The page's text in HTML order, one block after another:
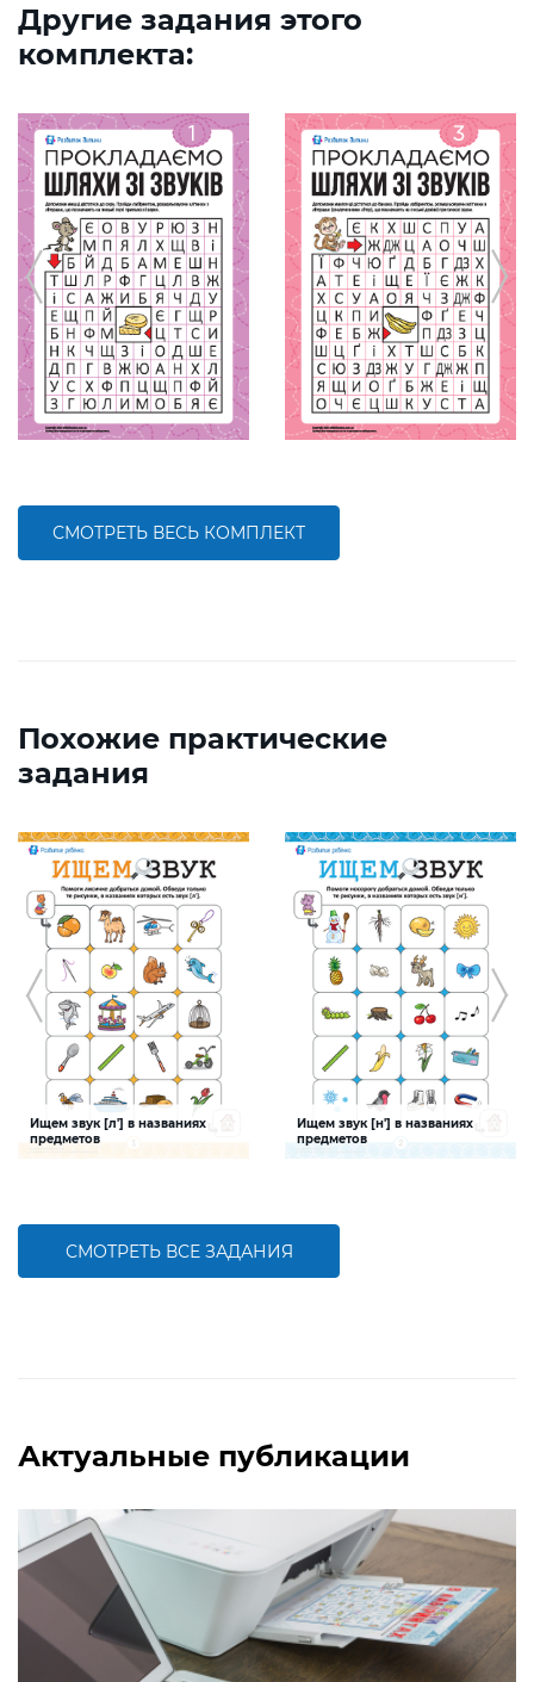
Другие задания этого
комплекта:
СМОТРЕТЬ ВЕСЬ КОМПЛЕКТ
Похожие практические
задания
Ищем звук [л'] в названиях
предметов
Ищем звук [н'] в названиях
предметов
СМОТРЕТЬ ВСЕ ЗАДАНИЯ
Актуальные публикации